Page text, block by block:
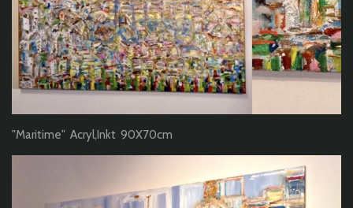
"Maritime" Acryl,Inkt 90X70cm